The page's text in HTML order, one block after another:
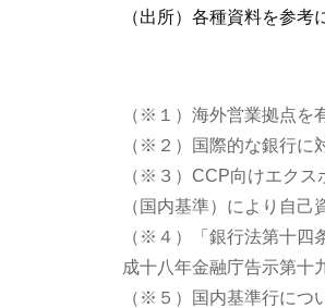
（出所）各種資料を参
（※１）海外営業拠点を
（※２）国際的な銀行に
（※３）CCP向けエクス
（国内基準）により自
（※４）「銀行法第十四
成十八年金融庁告示第十
（※５）国内基準行につ